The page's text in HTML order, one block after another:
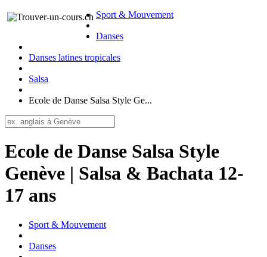
Sport & Mouvement
Danses
Danses latines tropicales
Salsa
Ecole de Danse Salsa Style Ge...
Ecole de Danse Salsa Style
Genève | Salsa & Bachata 12-
17 ans
Sport & Mouvement
Danses